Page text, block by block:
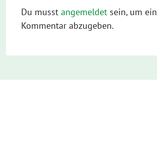
Du musst angemeldet sein, um
Kommentar abzugeben.